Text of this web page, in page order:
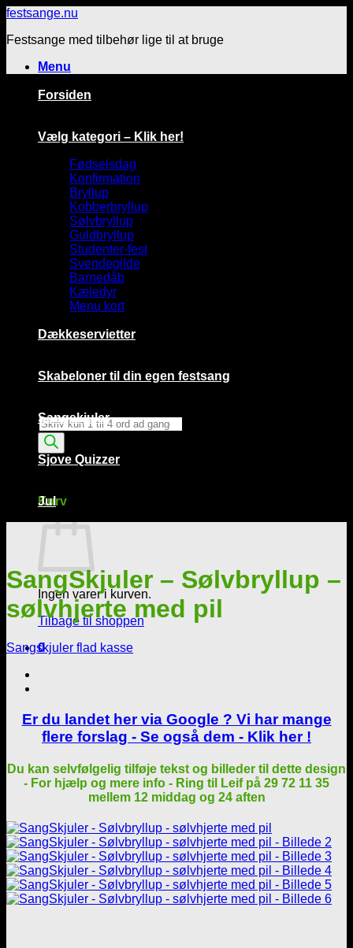
Fortsæt
indhold
festsange.nu
Festsange med tilbehør lige til at bruge
Menu
Products
search
Kurv
Ingen varer i kurven.
Tilbage til shoppen
0
Forsiden
Vælg kategori – Klik her!
Fødselsdag
Konfirmation
Bryllup
Kobberbryllup
Sølvbryllup
Guldbryllup
Studenter-fest
Svendegilde
Barnedåb
Kæledyr
Menu kort
Dækkeservietter
Skabeloner til din egen festsang
Sangskjuler
Sjove Quizzer
Jul
SangSkjuler – Sølvbryllup –
sølvhjerte med pil
Sangskjuler flad kasse
Er du landet her via Google ? Vi har mange
flere forslag - Se også dem - Klik her !
Du kan selvfølgelig tilføje tekst og billeder til dette design
- For hjælp og mere info - Ring til Leif på 29 72 11 35
mellem 12 middag og 24 aften